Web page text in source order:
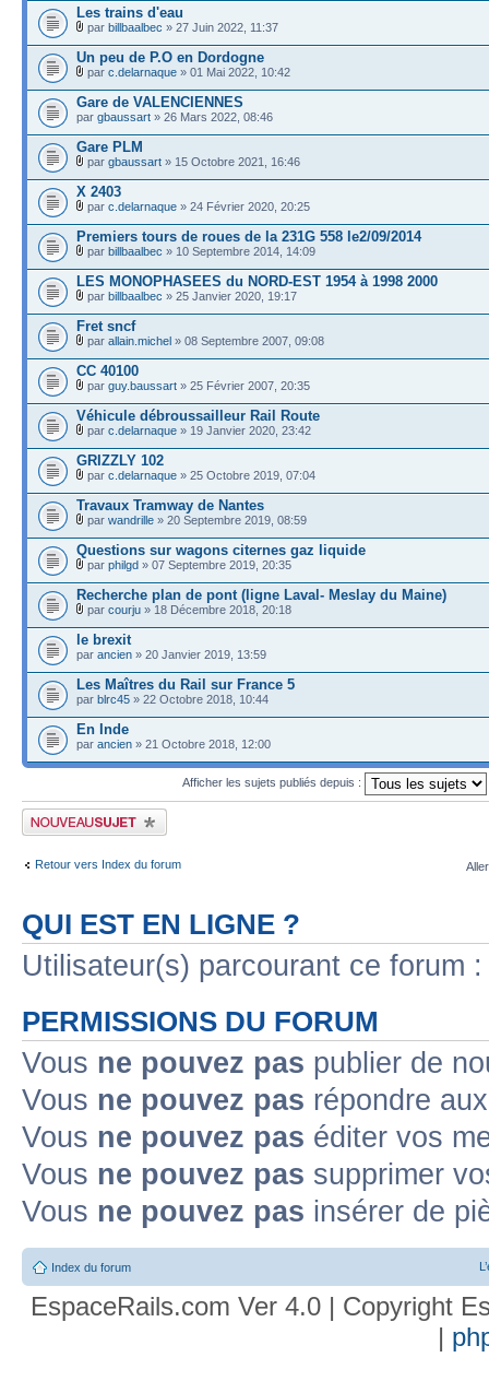
Les trains d'eau
par billbaalbec » 27 Juin 2022, 11:37
Un peu de P.O en Dordogne
par c.delarnaque » 01 Mai 2022, 10:42
Gare de VALENCIENNES
par gbaussart » 26 Mars 2022, 08:46
Gare PLM
par gbaussart » 15 Octobre 2021, 16:46
X 2403
par c.delarnaque » 24 Février 2020, 20:25
Premiers tours de roues de la 231G 558 le2/09/2014
par billbaalbec » 10 Septembre 2014, 14:09
LES MONOPHASEES du NORD-EST 1954 à 1998 2000
par billbaalbec » 25 Janvier 2020, 19:17
Fret sncf
par allain.michel » 08 Septembre 2007, 09:08
CC 40100
par guy.baussart » 25 Février 2007, 20:35
Véhicule débroussailleur Rail Route
par c.delarnaque » 19 Janvier 2020, 23:42
GRIZZLY 102
par c.delarnaque » 25 Octobre 2019, 07:04
Travaux Tramway de Nantes
par wandrille » 20 Septembre 2019, 08:59
Questions sur wagons citernes gaz liquide
par philgd » 07 Septembre 2019, 20:35
Recherche plan de pont (ligne Laval- Meslay du Maine)
par courju » 18 Décembre 2018, 20:18
le brexit
par ancien » 20 Janvier 2019, 13:59
Les Maîtres du Rail sur France 5
par blrc45 » 22 Octobre 2018, 10:44
En Inde
par ancien » 21 Octobre 2018, 12:00
Afficher les sujets publiés depuis :
Publier un nouveau sujet
Retour vers Index du forum
QUI EST EN LIGNE ?
Utilisateur(s) parcourant ce forum
PERMISSIONS DU FORUM
Vous ne pouvez pas publier de
Vous ne pouvez pas répondre
Vous ne pouvez pas éditer vos
Vous ne pouvez pas supprimer
Vous ne pouvez pas insérer de
Index du forum
EspaceRails.com Ver 4.0 | Copyright
|